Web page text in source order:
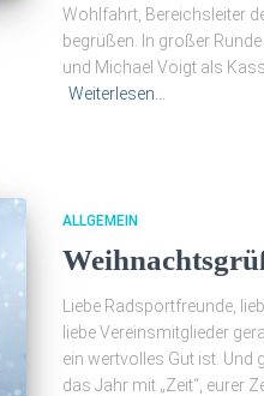
Wohlfahrt, Bereichsleiter
begrüßen. In großer
und Michael Voigt als
Weiterlesen…
ALLGEMEIN
Liebe Radsportfreunde,
liebe Vereinsmitglieder
ein wertvolles Gut ist. Und
das Jahr mit „Zeit“, eurer